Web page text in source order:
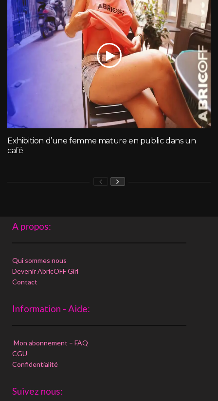
Exhibition d’une femme mature en public dans un
café
A propos:
Qui sommes nous
Devenir AbricOFF Girl
Contact
Information - Aide:
Mon abonnement – FAQ
CGU
Confidentialité
Suivez nous: